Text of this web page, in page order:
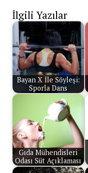
İlgili Yazılar
Bayan X İle Söyleşi:
Sporla Dans
Gıda Mühendisleri
Odası Süt Açıklaması